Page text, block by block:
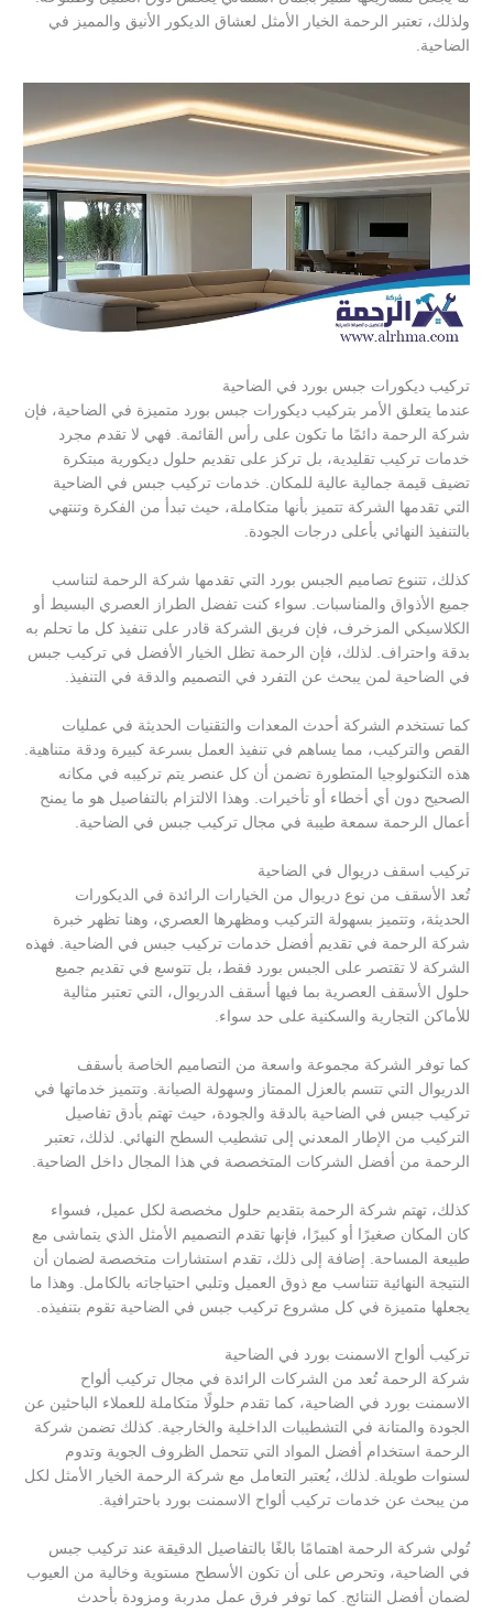
ولذلك، تعتبر الرحمة الخيار الأمثل لعشاق الديكور الأنيق والمميز في
الضاحية.
تركيب ديكورات جبس بورد في الضاحية
عندما يتعلق الأمر بتركيب ديكورات جبس بورد متميزة في الضاحية، فإن
شركة الرحمة دائمًا ما تكون على رأس القائمة. فهي لا تقدم مجرد
خدمات تركيب تقليدية، بل تركز على تقديم حلول ديكورية مبتكرة
تضيف قيمة جمالية عالية للمكان. خدمات تركيب جبس في الضاحية
التي تقدمها الشركة تتميز بأنها متكاملة، حيث تبدأ من الفكرة وتنتهي
بالتنفيذ النهائي بأعلى درجات الجودة.
كذلك، تتنوع تصاميم الجبس بورد التي تقدمها شركة الرحمة لتناسب
جميع الأذواق والمناسبات. سواء كنت تفضل الطراز العصري البسيط أو
الكلاسيكي المزخرف، فإن فريق الشركة قادر على تنفيذ كل ما تحلم به
بدقة واحتراف. لذلك، فإن الرحمة تظل الخيار الأفضل في تركيب جبس
في الضاحية لمن يبحث عن التفرد في التصميم والدقة في التنفيذ.
كما تستخدم الشركة أحدث المعدات والتقنيات الحديثة في عمليات
القص والتركيب، مما يساهم في تنفيذ العمل بسرعة كبيرة ودقة متناهية.
هذه التكنولوجيا المتطورة تضمن أن كل عنصر يتم تركيبه في مكانه
الصحيح دون أي أخطاء أو تأخيرات. وهذا الالتزام بالتفاصيل هو ما يمنح
أعمال الرحمة سمعة طيبة في مجال تركيب جبس في الضاحية.
تركيب اسقف دريوال في الضاحية
تُعد الأسقف من نوع دريوال من الخيارات الرائدة في الديكورات
الحديثة، وتتميز بسهولة التركيب ومظهرها العصري، وهنا تظهر خبرة
شركة الرحمة في تقديم أفضل خدمات تركيب جبس في الضاحية. فهذه
الشركة لا تقتصر على الجبس بورد فقط، بل تتوسع في تقديم جميع
حلول الأسقف العصرية بما فيها أسقف الدريوال، التي تعتبر مثالية
للأماكن التجارية والسكنية على حد سواء.
كما توفر الشركة مجموعة واسعة من التصاميم الخاصة بأسقف
الدريوال التي تتسم بالعزل الممتاز وسهولة الصيانة. وتتميز خدماتها في
تركيب جبس في الضاحية بالدقة والجودة، حيث تهتم بأدق تفاصيل
التركيب من الإطار المعدني إلى تشطيب السطح النهائي. لذلك، تعتبر
الرحمة من أفضل الشركات المتخصصة في هذا المجال داخل الضاحية.
كذلك، تهتم شركة الرحمة بتقديم حلول مخصصة لكل عميل، فسواء
كان المكان صغيرًا أو كبيرًا، فإنها تقدم التصميم الأمثل الذي يتماشى مع
طبيعة المساحة. إضافة إلى ذلك، تقدم استشارات متخصصة لضمان أن
النتيجة النهائية تتناسب مع ذوق العميل وتلبي احتياجاته بالكامل. وهذا ما
يجعلها متميزة في كل مشروع تركيب جبس في الضاحية تقوم بتنفيذه.
تركيب ألواح الاسمنت بورد في الضاحية
شركة الرحمة تُعد من الشركات الرائدة في مجال تركيب ألواح
الاسمنت بورد في الضاحية، كما تقدم حلولًا متكاملة للعملاء الباحثين عن
الجودة والمتانة في التشطيبات الداخلية والخارجية. كذلك تضمن شركة
الرحمة استخدام أفضل المواد التي تتحمل الظروف الجوية وتدوم
لسنوات طويلة. لذلك، يُعتبر التعامل مع شركة الرحمة الخيار الأمثل لكل
من يبحث عن خدمات تركيب ألواح الاسمنت بورد باحترافية.
تُولي شركة الرحمة اهتمامًا بالغًا بالتفاصيل الدقيقة عند تركيب جبس
في الضاحية، وتحرص على أن تكون الأسطح مستوية وخالية من العيوب
لضمان أفضل النتائج. كما توفر فرق عمل مدربة ومزودة بأحدث